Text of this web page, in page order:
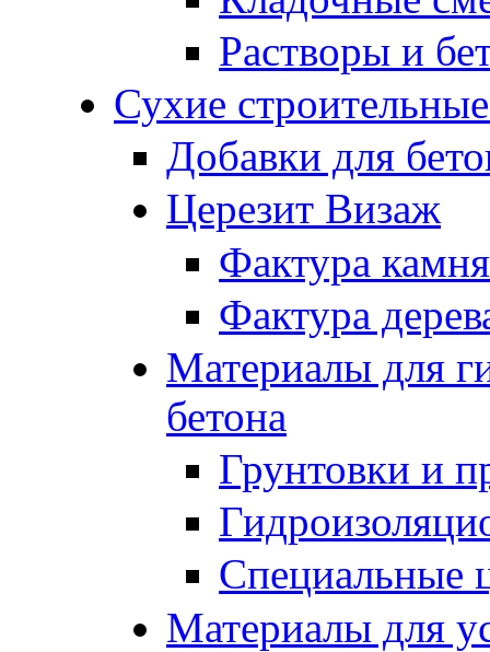
Растворы и
Сухие
Добавки для
Церезит Визаж
Фактура камня
Фактура
Материалы для
бетона
Грунтовки и
Специальные
Материалы для